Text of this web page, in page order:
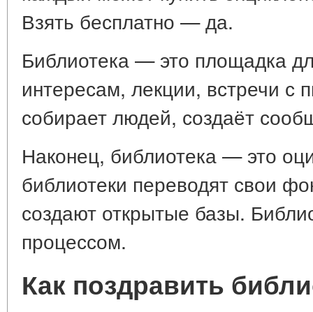
Взять бесплатно — да.
Библиотека — это площадка
интересам, лекции, встречи с
собирает людей, создаёт
Наконец, библиотека — это
библиотеки переводят свои
создают открытые базы.
процессом.
Как поздравить